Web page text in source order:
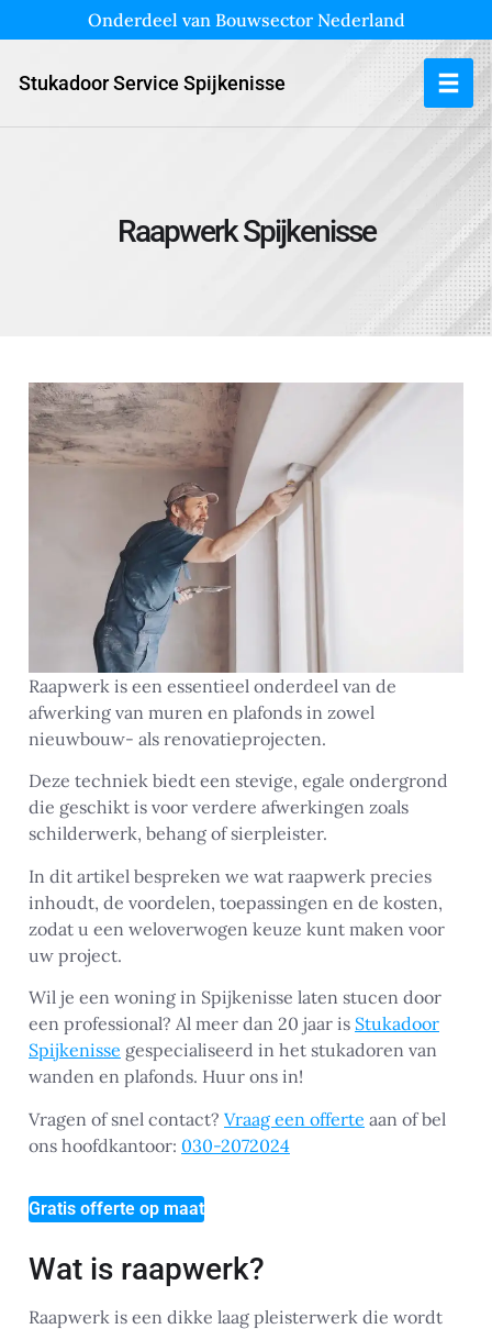
Onderdeel van Bouwsector Nederland
Stukadoor Service Spijkenisse
Raapwerk Spijkenisse
Raapwerk is een essentieel onderdeel van de
afwerking van muren en plafonds in zowel
nieuwbouw- als renovatieprojecten.
Deze techniek biedt een stevige, egale ondergrond
die geschikt is voor verdere afwerkingen zoals
schilderwerk, behang of sierpleister.
In dit artikel bespreken we wat raapwerk precies
inhoudt, de voordelen, toepassingen en de kosten,
zodat u een weloverwogen keuze kunt maken voor
uw project.
Wil je een woning in Spijkenisse laten stucen door
een professional? Al meer dan 20 jaar is Stukadoor
Spijkenisse gespecialiseerd in het stukadoren van
wanden en plafonds. Huur ons in!
Vragen of snel contact? Vraag een offerte aan of bel
ons hoofdkantoor: 030-2072024
Gratis offerte op maat
Wat is raapwerk?
Raapwerk is een dikke laag pleisterwerk die wordt